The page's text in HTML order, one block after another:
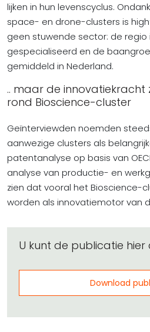
lijken in hun levenscyclus.
space- en drone-clusters is
geen stuwende sector: de regio
gespecialiseerd en de
gemiddeld in Nederland.
.. maar de innovatiekracht
rond Bioscience-cluster
Geïnterviewden noemden
aanwezige clusters als
patentanalyse op basis van
analyse van productie- en
zien dat vooral het Bioscience-
worden als innovatiemotor van
U kunt de publicatie
Download